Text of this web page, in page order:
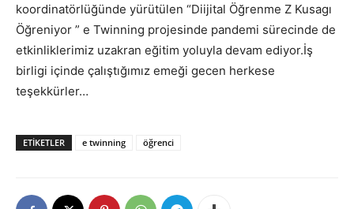
koordinatörlüğünde yürütülen “Diijital Öğrenme Z Kusagı
Öğreniyor ” e Twinning projesinde pandemi sürecinde de
etkinliklerimiz uzakran eğitim yoluyla devam ediyor.İş
birligi içinde çalıştığımız emeği gecen herkese
teşekkürler…
ETIKETLER e twinning öğrenci